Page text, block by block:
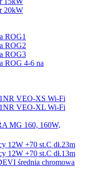
20kW
ROG1
ROG2
ROG3
ROG 4-6 na
VEO-XS Wi-Fi
VEO-XL Wi-Fi
MG 160, 160W,
12W +70 st.C dł.23m
12W +70 st.C dł.13m
średnia chromowa